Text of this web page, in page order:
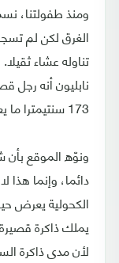
ومنذ طفولتنا،
الغرق لكن لم
تناوله عشاء
173 سنتيمترا ما يعني أنه ليس قصيرا جدا كما نعتقد.
ونوّه الموقع بأن
دائما، وإنما
الكحولية يعرض
يملك ذاكرة
لأن مدى ذاكرة